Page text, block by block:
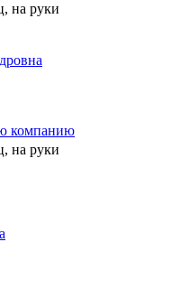
на руки
компанию
на руки